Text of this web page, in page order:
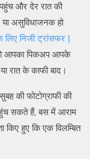
और देर रात की
या असुविधाजनक हो
लिए निजी ट्रांसफर |
आपका पिकअप आपके
रात के काफी बाद।
की फोटोग्राफी की
सकते हैं, बस में आराम
हुए कि एक विलम्बित